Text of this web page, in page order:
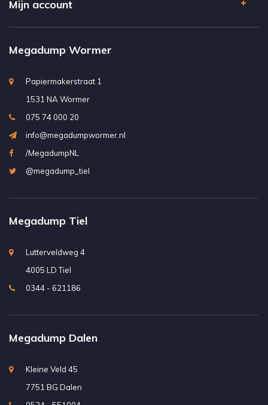
Mijn account
Megadump Wormer
Papiermakerstraat 1
1531 NA Wormer
075 74 000 20
info@megadumpwormer.nl
/MegadumpNL
@megadump_tiel
Megadump Tiel
Lutterveldweg 4
4005 LD Tiel
0344 - 621186
Megadump Dalen
Kleine Veld 45
7751 BG Dalen